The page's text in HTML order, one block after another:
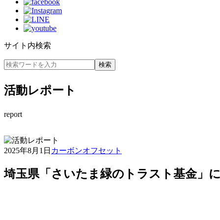
サイト内検索
活動レポート
report
2025年8月1日 カーボンオフセット
埼玉県「さいたま緑のトラスト基金」